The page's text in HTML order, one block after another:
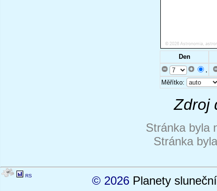
Den
.
Měřítko:
Zdroj
Stránka byla
Stránka
RS © 2026 Planety